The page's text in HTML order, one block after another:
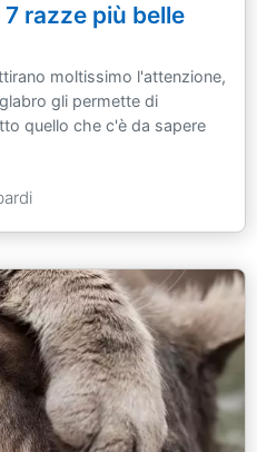
razze più belle
moltissimo l'attenzione,
gli permette di
quello che c'è da sapere